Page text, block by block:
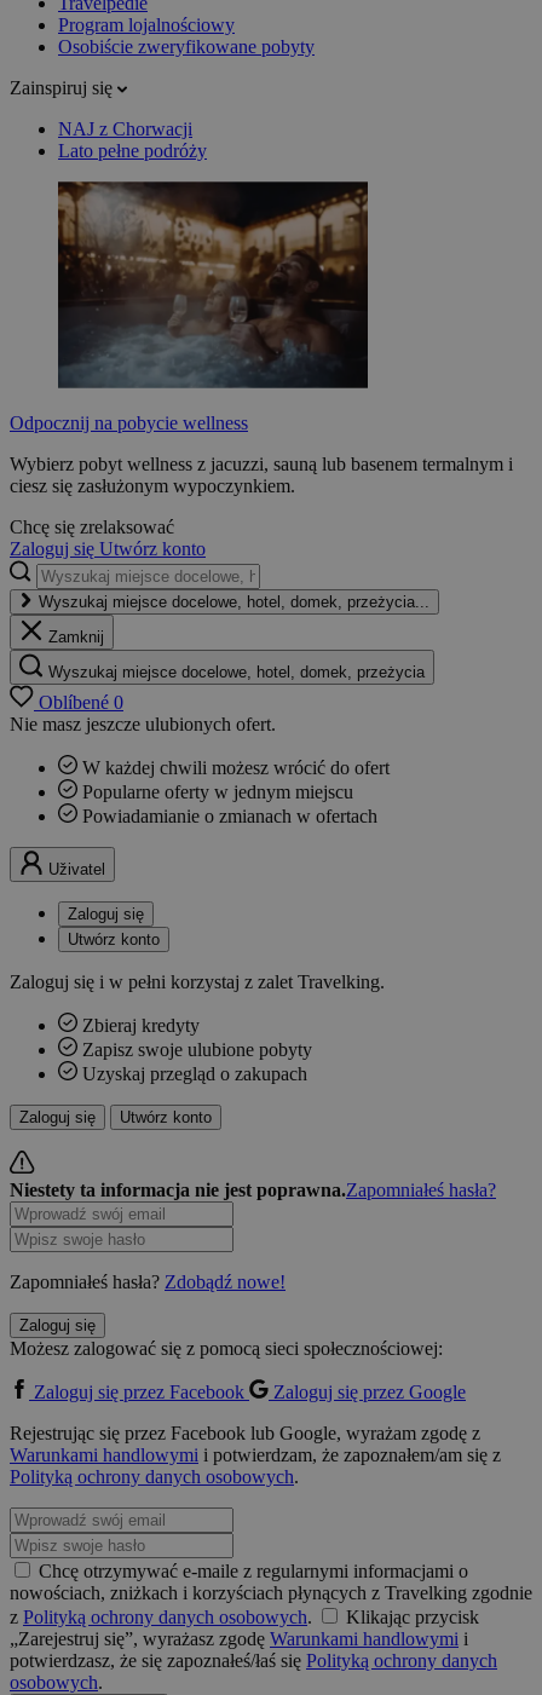
Program lojalnościowy
Osobiście zweryfikowane pobyty
Zainspiruj się
NAJ z Chorwacji
Lato pełne podróży
Odpocznij na pobycie wellness
Wybierz pobyt wellness z jacuzzi, sauną lub basenem termalnym i
ciesz się zasłużonym wypoczynkiem.
Chcę się zrelaksować
Zaloguj się Utwórz konto
Wyszukaj miejsce docelowe, hotel, domek, przeżycia...
Zamknij
Wyszukaj miejsce docelowe, hotel, domek, przeżycia
Oblíbené 0
Nie masz jeszcze ulubionych ofert.
W każdej chwili możesz wrócić do ofert
Popularne oferty w jednym miejscu
Powiadamianie o zmianach w ofertach
Uživatel
Zaloguj się
Utwórz konto
Zaloguj się i w pełni korzystaj z zalet Travelking.
Zbieraj kredyty
Zapisz swoje ulubione pobyty
Uzyskaj przegląd o zakupach
Zaloguj się Utwórz konto
Niestety ta informacja nie jest poprawna.Zapomniałeś hasła?
Zapomniałeś hasła? Zdobądź nowe!
Zaloguj się
Możesz zalogować się z pomocą sieci społecznościowej:
Zaloguj się przez Facebook
Zaloguj się przez Google
Rejestrując się przez Facebook lub Google, wyrażam zgodę z
Warunkami handlowymi i potwierdzam, że zapoznałem/am się z
Polityką ochrony danych osobowych.
Chcę otrzymywać e-maile z regularnymi informacjami o
nowościach, zniżkach i korzyściach płynących z Travelking zgodnie
z Polityką ochrony danych osobowych.
Klikając przycisk
„Zarejestruj się”, wyrażasz zgodę Warunkami handlowymi i
potwierdzasz, że się zapoznałeś/łaś się Polityką ochrony danych
osobowych.